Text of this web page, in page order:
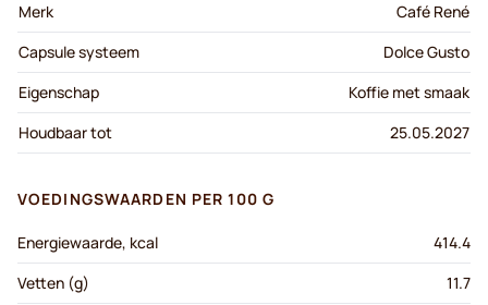
Merk
Café René
Capsule systeem
Dolce Gusto
Eigenschap
Koffie met smaak
Houdbaar tot
25.05.2027
VOEDINGSWAARDEN PER 100 G
Energiewaarde, kcal
414.4
Vetten (g)
11.7